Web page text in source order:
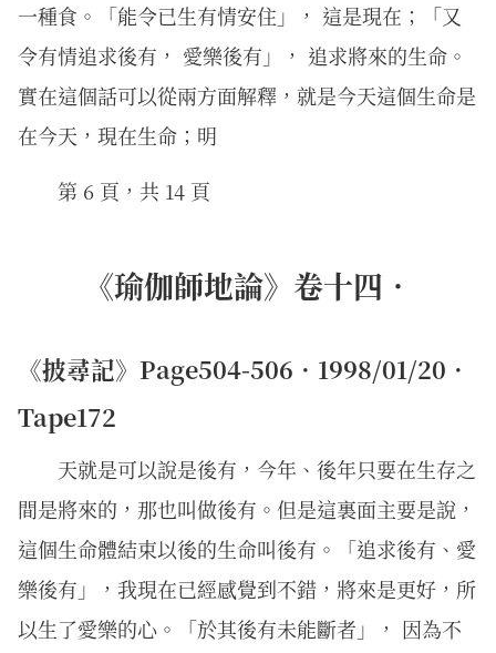
一種食。「能令已生有情安住」， 這是現在；「又
令有情追求後有， 愛樂後有」， 追求將來的生命。
實在這個話可以從兩方面解釋，就是今天這個生命是
在今天，現在生命；明
第 6 頁，共 14 頁
《瑜伽師地論》卷十四．
《披尋記》Page504-506．1998/01/20．
Tape172
天就是可以說是後有，今年、後年只要在生存之
間是將來的，那也叫做後有。但是這裏面主要是說，
這個生命體結束以後的生命叫後有。「追求後有、愛
樂後有」，我現在已經感覺到不錯，將來是更好，所
以生了愛樂的心。「於其後有未能斷者」， 因為不